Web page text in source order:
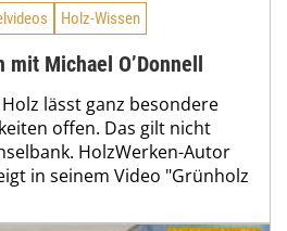
Holz-Wissen
Michael O’Donnell
lässt ganz besondere
offen. Das gilt nicht
HolzWerken-Autor
in seinem Video "Grünholz